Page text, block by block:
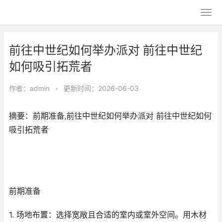
前往中世纪如何举办派对 前往中世纪
如何吸引拓荒者
作者： admin • 更新时间：2026-06-03
摘要：前期准备,前往中世纪如何举办派对 前往中世纪如何
吸引拓荒者
前期准备
1. 场地布置：选择宽敞且合适的室内或室外空间。用木材